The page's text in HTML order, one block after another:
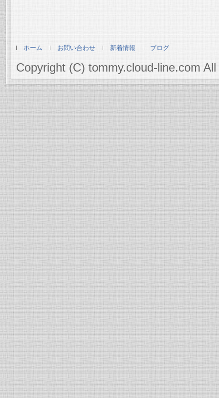
ホーム お問い合わせ 新着情報 ブログ
Copyright (C) tommy.cloud-line.com